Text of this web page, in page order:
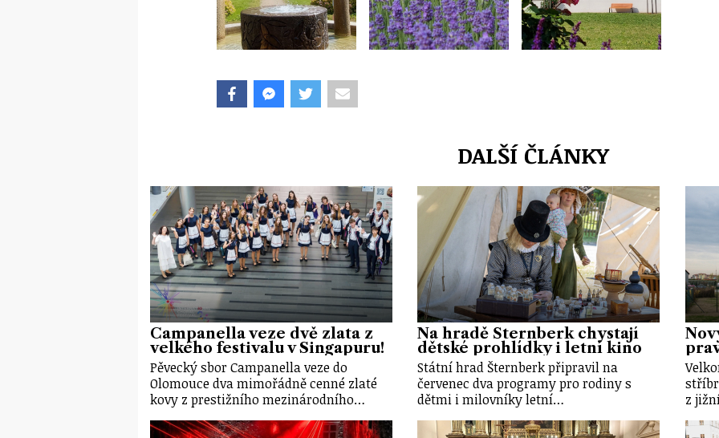
DALŠÍ ČLÁNKY
Campanella veze dvě zlata z
velkého festivalu v Singapuru!
Pěvecký sbor Campanella veze do
Olomouce dva mimořádně cenné zlaté
kovy z prestižního mezinárodního…
Na hradě Šternberk chystají
dětské prohlídky i letní kino
Státní hrad Šternberk připravil na
červenec dva programy pro rodiny s
dětmi i milovníky letní…
z